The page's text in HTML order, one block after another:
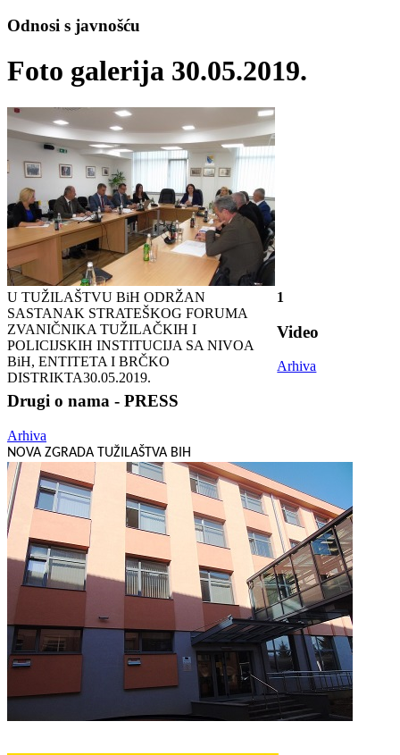
Odnosi s javnošću
Foto galerija 30.05.2019.
U TUŽILAŠTVU BiH ODRŽAN
SASTANAK STRATEŠKOG FORUMA
ZVANIČNIKA TUŽILAČKIH I
POLICIJSKIH INSTITUCIJA SA NIVOA
BiH, ENTITETA I BRČKO
DISTRIKTA30.05.2019.
1
Video
Arhiva
Drugi o nama - PRESS
Arhiva
NOVA ZGRADA TUŽILAŠTVA BIH